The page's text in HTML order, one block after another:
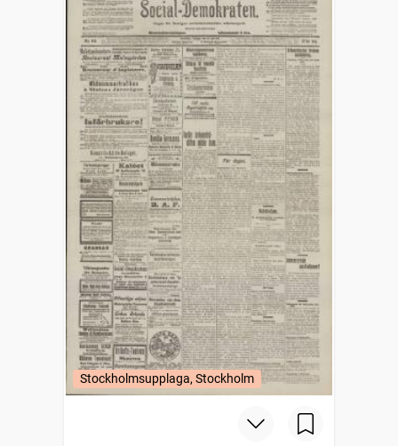
Stockholmsupplaga, Stockholm